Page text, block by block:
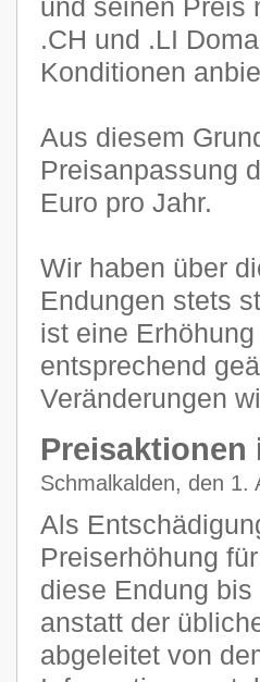
und seinen Preis
.CH und .LI
Konditionen
Aus diesem
Preisanpassung
Euro pro Jahr.
Wir haben über
Endungen stets
ist eine
entsprechend
Veränderungen
Preisaktionen
Schmalkalden, den 1.
Als
Preiserhöhung
diese Endung
anstatt der
abgeleitet von